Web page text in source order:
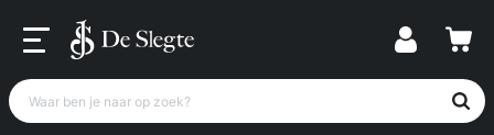
Waar ben je naar op zoek?